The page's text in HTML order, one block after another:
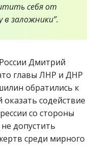
себя от
в заложники”.
Дмитрий
главы ЛНР и ДНР
обратились к
оказать содействие
со стороны
допустить
среди мирного